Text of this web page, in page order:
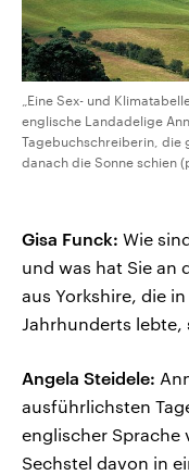
„Eine Sex- und
englische Landadelige
Tagebuchschreiberin, die
danach die Sonne schien
Gisa Funck: Wie
und was hat Sie an
aus Yorkshire, die
Jahrhunderts lebte,
Angela Steidele:
ausführlichsten
englischer Sprache
Sechstel davon in